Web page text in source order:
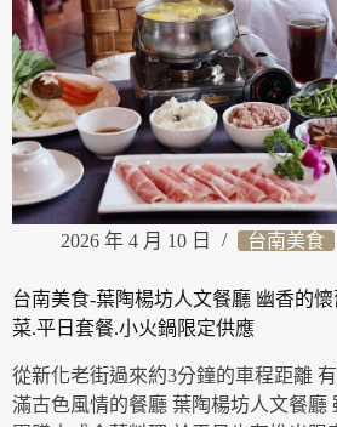
雄
明
誠
店)
平
價
串
燒
居
酒
丨
還
私
房
2026 年 4 月 10 日 台南美食
台南美食-葉陶楊坊人文餐廳 幽香的
菜.平日套餐.小火鍋限定供應
從新化老街過來約3分鐘的車程距離
滿古色風情的餐廳 葉陶楊坊人文餐廳